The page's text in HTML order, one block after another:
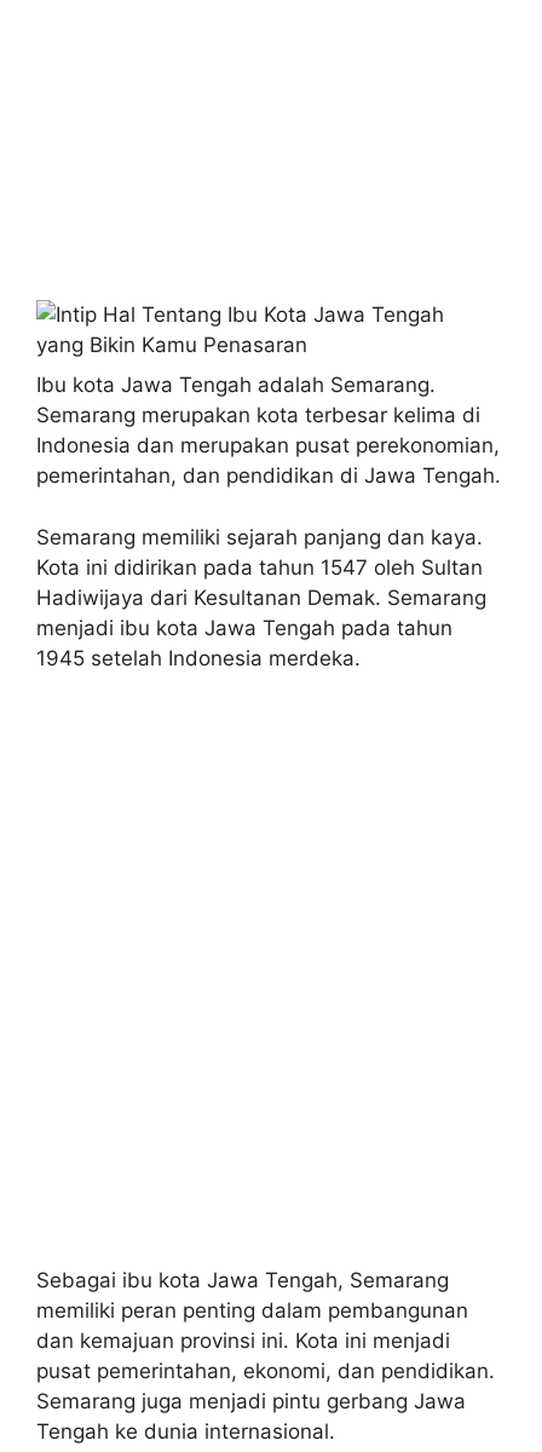
Ibu kota Jawa Tengah adalah Semarang.
Semarang merupakan kota terbesar kelima di
Indonesia dan merupakan pusat perekonomian,
pemerintahan, dan pendidikan di Jawa Tengah.
Semarang memiliki sejarah panjang dan kaya.
Kota ini didirikan pada tahun 1547 oleh Sultan
Hadiwijaya dari Kesultanan Demak. Semarang
menjadi ibu kota Jawa Tengah pada tahun
1945 setelah Indonesia merdeka.
Sebagai ibu kota Jawa Tengah, Semarang
memiliki peran penting dalam pembangunan
dan kemajuan provinsi ini. Kota ini menjadi
pusat pemerintahan, ekonomi, dan pendidikan.
Semarang juga menjadi pintu gerbang Jawa
Tengah ke dunia internasional.